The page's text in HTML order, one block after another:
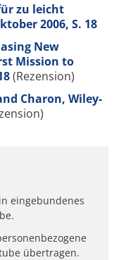
zu leicht
2006, S. 18
New
Mission to
(Rezension)
Charon, Wiley-
eingebundenes
übertragen.